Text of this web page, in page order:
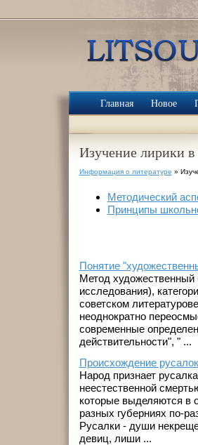
Главная Новое
Изучение лирики
Информация о литературе »
Методический
Принципы
Понятие
Метод художественный
исследования),
советском
неоднократно
современные
действительности", " ...
Происхождение русалок
Народ признает
неестественной
которые выделяются в
разных губерниях по-
Русалки - души
девиц, лиши ...